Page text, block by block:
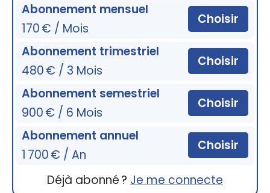
Abonnement mensuel
170 € / Mois
Choisir
Abonnement trimestriel
480 € / 3 Mois
Choisir
Abonnement semestriel
900 € / 6 Mois
Choisir
Abonnement annuel
1 700 € / An
Choisir
Déjà abonné ? Je me connecte